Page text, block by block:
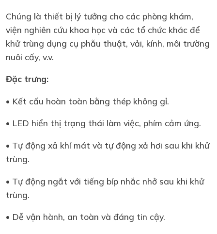
Chúng là thiết bị lý tưởng cho các phòng khám,
viện nghiên cứu khoa học và các tổ chức khác để
khử trùng dụng cụ phẫu thuật, vải, kính, môi trường
nuôi cấy, v.v.
Đặc trưng:
• Kết cấu hoàn toàn bằng thép không gỉ.
• LED hiển thị trạng thái làm việc, phím cảm ứng.
• Tự động xả khí mát và tự động xả hơi sau khi khử
trùng.
• Tự động ngắt với tiếng bíp nhắc nhở sau khi khử
trùng.
• Dễ vận hành, an toàn và đáng tin cậy.